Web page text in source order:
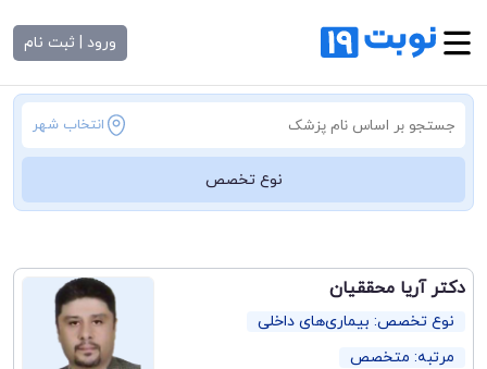
ورود | ثبت نام
انتخاب شهر
نوع تخصص
دکتر آریا محققیان
نوع تخصص: بیماری‌های داخلی
مرتبه: متخصص